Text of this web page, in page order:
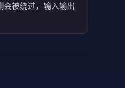
会被绕过，输入输出